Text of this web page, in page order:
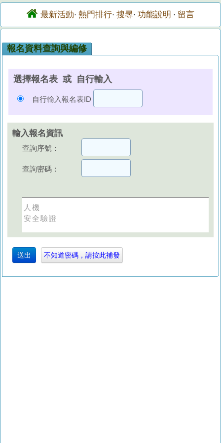
最新活動· 熱門排行· 搜尋· 功能說明 · 留言
報名資料查詢與編修
選擇報名表 或 自行輸入
自行輸入報名表ID
輸入報名資訊
查詢序號：
查詢密碼：
人機
安全驗證